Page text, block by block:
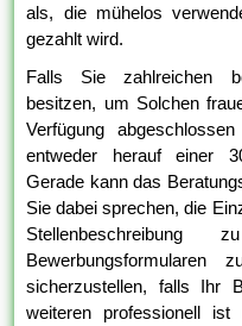
als, die mühelos
gezahlt wird.
Falls Sie zahlreichen
besitzen, um Solchen
Verfügung
entweder herauf einer
Gerade kann das
Sie dabei sprechen, die
Bewerbungsformularen
sicherzustellen, falls Ihr
weiteren professionell ist